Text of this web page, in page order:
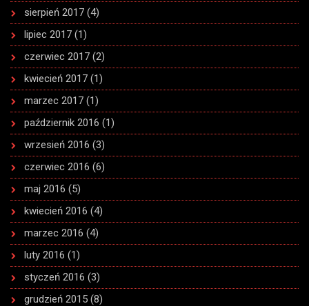
sierpień 2017 (4)
lipiec 2017 (1)
czerwiec 2017 (2)
kwiecień 2017 (1)
marzec 2017 (1)
październik 2016 (1)
wrzesień 2016 (3)
czerwiec 2016 (6)
maj 2016 (5)
kwiecień 2016 (4)
marzec 2016 (4)
luty 2016 (1)
styczeń 2016 (3)
grudzień 2015 (8)